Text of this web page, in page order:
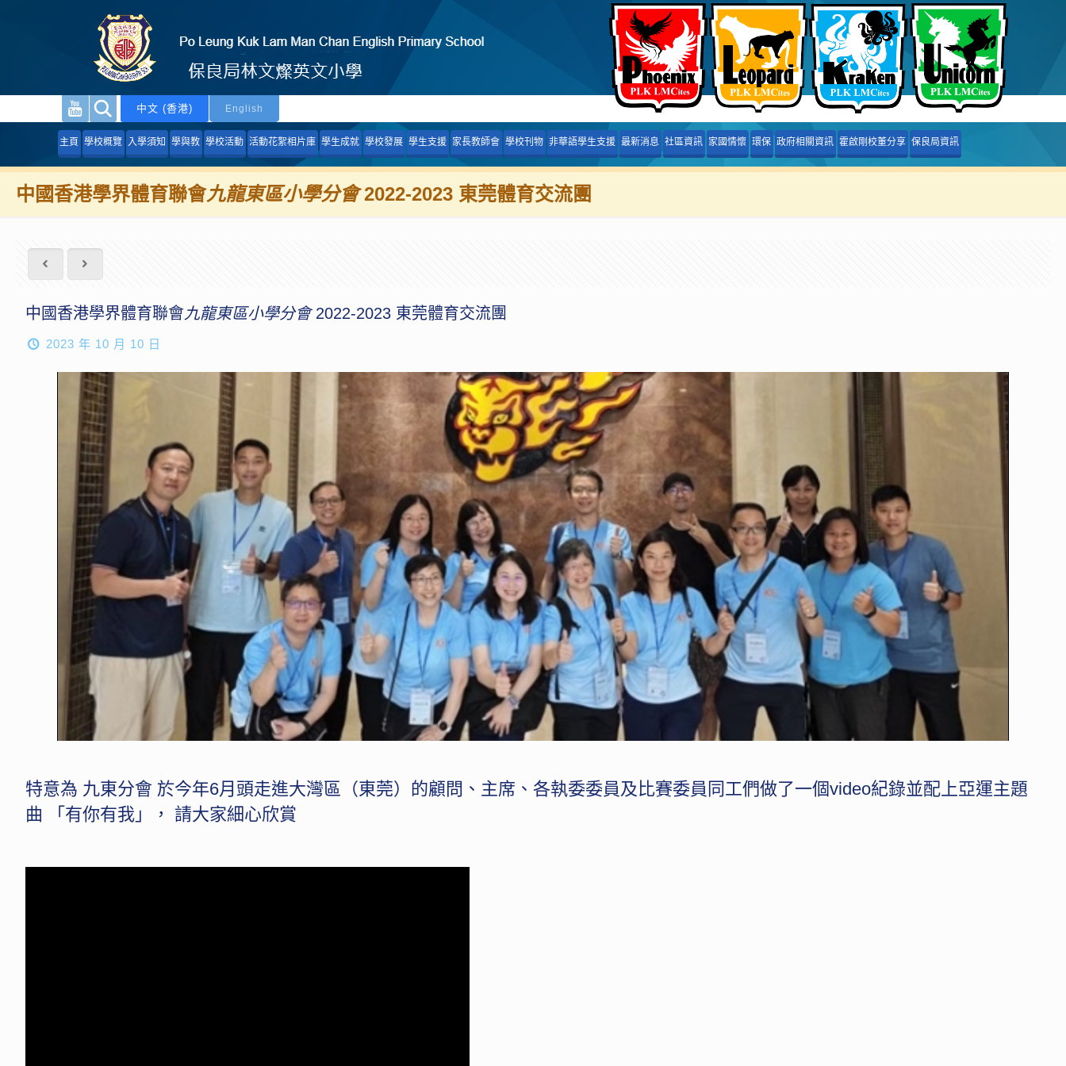
中文 (香港) English
主頁 學校概覽 入學須知 學與教 學校活動 活動花絮相片庫 學生成就 學校發展 學生支援 家長教師會 學校刊物 非華語學生支援 最新消息 社區資訊 家國情懷 環保 政府相關資訊 霍啟剛校董分享 保良局資訊
中國香港學界體育聯會九龍東區小學分會2022-2023 東莞體育交流團
中國香港學界體育聯會九龍東區小學分會2022-2023 東莞體育交流團
2023 年 10 月 10 日
特意為 九東分會 於今年6月頭走進大灣區（東莞）的顧問、主席、各執委委員及比賽委員同工們做了一個video紀錄並配上亞運主題
曲 「有你有我」， 請大家細心欣賞